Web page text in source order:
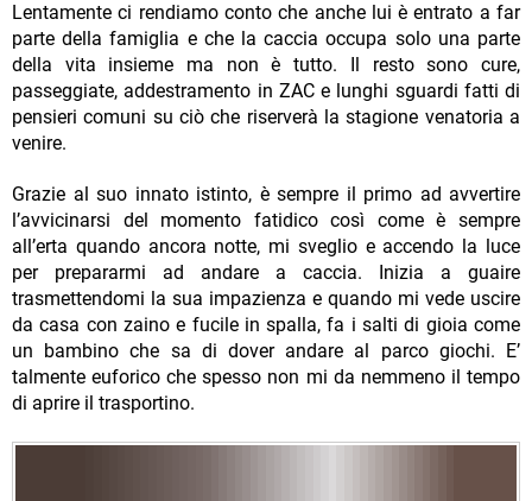
Lentamente ci rendiamo conto che anche lui è entrato a far
parte della famiglia e che la caccia occupa solo una parte
della vita insieme ma non è tutto. Il resto sono cure,
passeggiate, addestramento in ZAC e lunghi sguardi fatti di
pensieri comuni su ciò che riserverà la stagione venatoria a
venire.
Grazie al suo innato istinto, è sempre il primo ad avvertire
l’avvicinarsi del momento fatidico così come è sempre
all’erta quando ancora notte, mi sveglio e accendo la luce
per prepararmi ad andare a caccia. Inizia a guaire
trasmettendomi la sua impazienza e quando mi vede uscire
da casa con zaino e fucile in spalla, fa i salti di gioia come
un bambino che sa di dover andare al parco giochi. E’
talmente euforico che spesso non mi da nemmeno il tempo
di aprire il trasportino.